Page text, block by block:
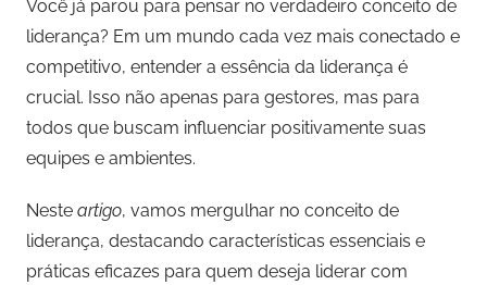
r
M
a
r
c
o
F
e
Você já parou para pensar no verdadeiro conceito de
liderança? Em um mundo cada vez mais conectado e
competitivo, entender a essência da liderança é
crucial. Isso não apenas para gestores, mas para
todos que buscam influenciar positivamente suas
equipes e ambientes.
Neste artigo, vamos mergulhar no conceito de
liderança, destacando características essenciais e
práticas eficazes para quem deseja liderar com